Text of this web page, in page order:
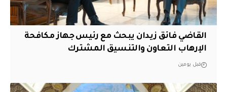
القاضي فائق زيدان يبحث مع رئيس جهاز مكافحة
الإرهاب التعاون والتنسيق المشترك
قبل يومين